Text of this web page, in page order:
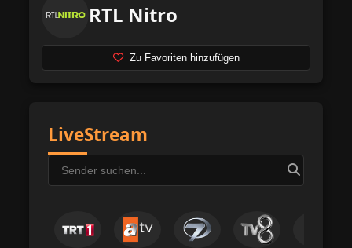
RTL Nitro
Zu Favoriten hinzufügen
LiveStream